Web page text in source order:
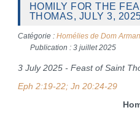
HOMILY FOR THE
THOMAS, JULY 3,
Catégorie : Homélies de Dom
Publication : 3 juillet 2025
3 July 2025 - Feast of Saint
Eph 2:19-22; Jn 20:24-29